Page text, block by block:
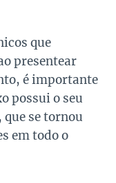
que
presentear
é importante
possui o seu
se tornou
em todo o